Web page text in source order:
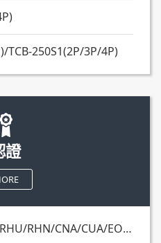
TCB-250S1(2P/3P/4P)
證
CE自我宣告(CN/CU/RHU/RHN/CNA/CUA/EOCR/EUCR系列)